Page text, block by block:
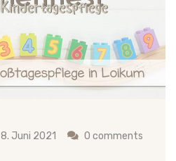
8. Juni 2021 0 comments